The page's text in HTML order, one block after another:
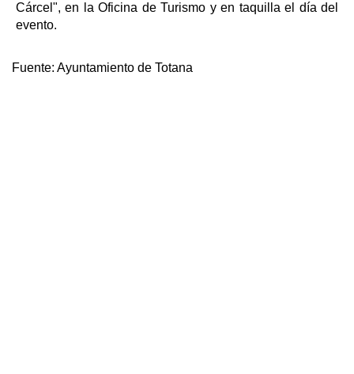
Cárcel", en la Oficina de Turismo y en taquilla el día del
evento.
Fuente: Ayuntamiento de Totana